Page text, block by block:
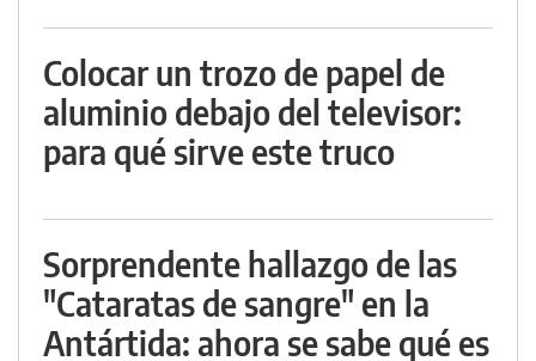
Colocar un trozo de papel de
aluminio debajo del televisor:
para qué sirve este truco
Sorprendente hallazgo de las
"Cataratas de sangre" en la
Antártida: ahora se sabe qué es